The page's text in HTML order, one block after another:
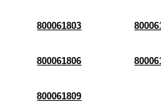
800061803
800061806
800061809